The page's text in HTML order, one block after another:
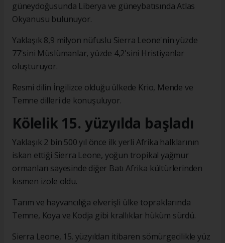
güneydoğusunda Liberya ve güneybatısında Atlas
Okyanusu bulunuyor.
Yaklaşık 8,9 milyon nüfuslu Sierra Leone'nin yüzde
77'sini Müslümanlar, yüzde 4,2'sini Hristiyanlar
oluşturuyor.
Resmi dilin İngilizce olduğu ülkede Krio, Mende ve
Temne dilleri de konuşuluyor.
Kölelik 15. yüzyılda başladı
Yaklaşık 2 bin 500 yıl önce ilk yerli Afrika halklarının
iskan ettiği Sierra Leone, yoğun tropikal yağmur
ormanları sayesinde diğer Batı Afrika kültürlerinden
kısmen izole oldu.
Tarım ve hayvancılığa elverişli ülke topraklarında
Temne, Koya ve Kodja gibi krallıklar hüküm sürdü.
Sierra Leone, 15. yüzyıldan itibaren sömürgecilikle yüz